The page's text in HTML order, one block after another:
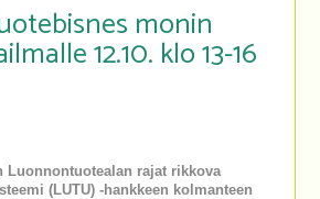
monin
12.10. klo 13-16
Luonnontuotealan rajat rikkova
(LUTU) -hankkeen kolmanteen